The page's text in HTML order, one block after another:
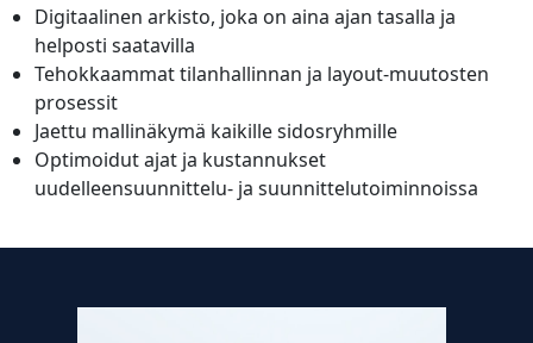
Digitaalinen arkisto, joka on aina ajan tasalla ja
helposti saatavilla
Tehokkaammat tilanhallinnan ja layout-muutosten
prosessit
Jaettu mallinäkymä kaikille sidosryhmille
Optimoidut ajat ja kustannukset
uudelleensuunnittelu- ja suunnittelutoiminnoissa